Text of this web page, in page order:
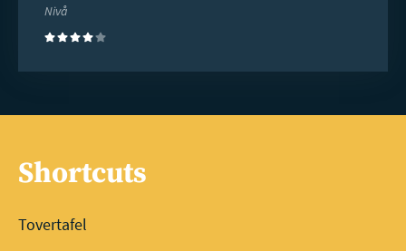
Nivå
(4)
Shortcuts
Tovertafel